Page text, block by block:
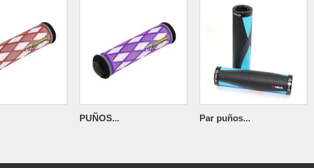
PUÑOS... Par puños...